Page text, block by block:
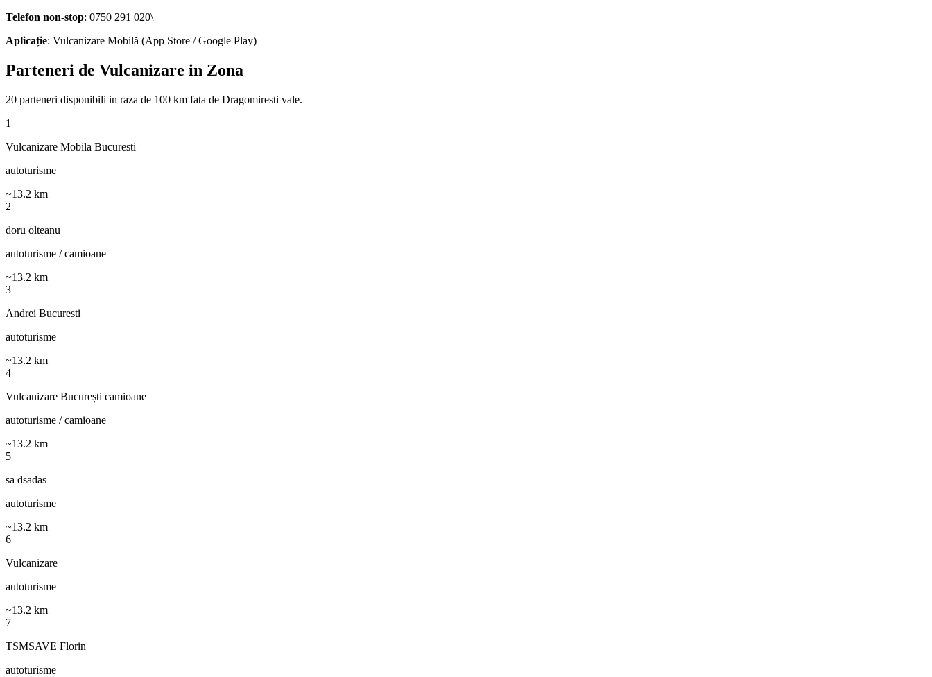
Telefon non-stop: 0750 291 020\
Aplicație: Vulcanizare Mobilă (App Store / Google Play)
Parteneri de Vulcanizare in Zona
20 parteneri disponibili in raza de 100 km fata de Dragomiresti vale.
1
Vulcanizare Mobila Bucuresti
autoturisme
~13.2 km
2
doru olteanu
autoturisme / camioane
~13.2 km
3
Andrei Bucuresti
autoturisme
~13.2 km
4
Vulcanizare București camioane
autoturisme / camioane
~13.2 km
5
sa dsadas
autoturisme
~13.2 km
6
Vulcanizare
autoturisme
~13.2 km
7
TSMSAVE Florin
autoturisme